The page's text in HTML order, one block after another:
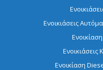
Ενοικιάσεις
Ενοικιάσεις
Ενοικίαση